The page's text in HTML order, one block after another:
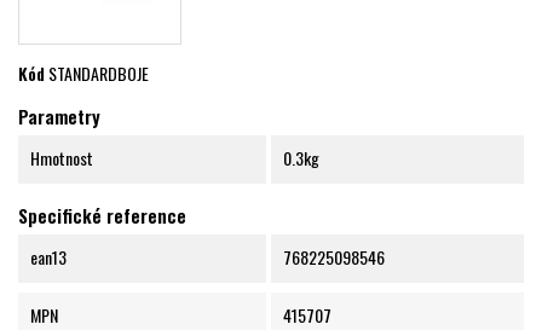
KódSTANDARDBOJE
Parametry
Hmotnost 0.3kg
Specifické reference
ean13 768225098546
MPN 415707